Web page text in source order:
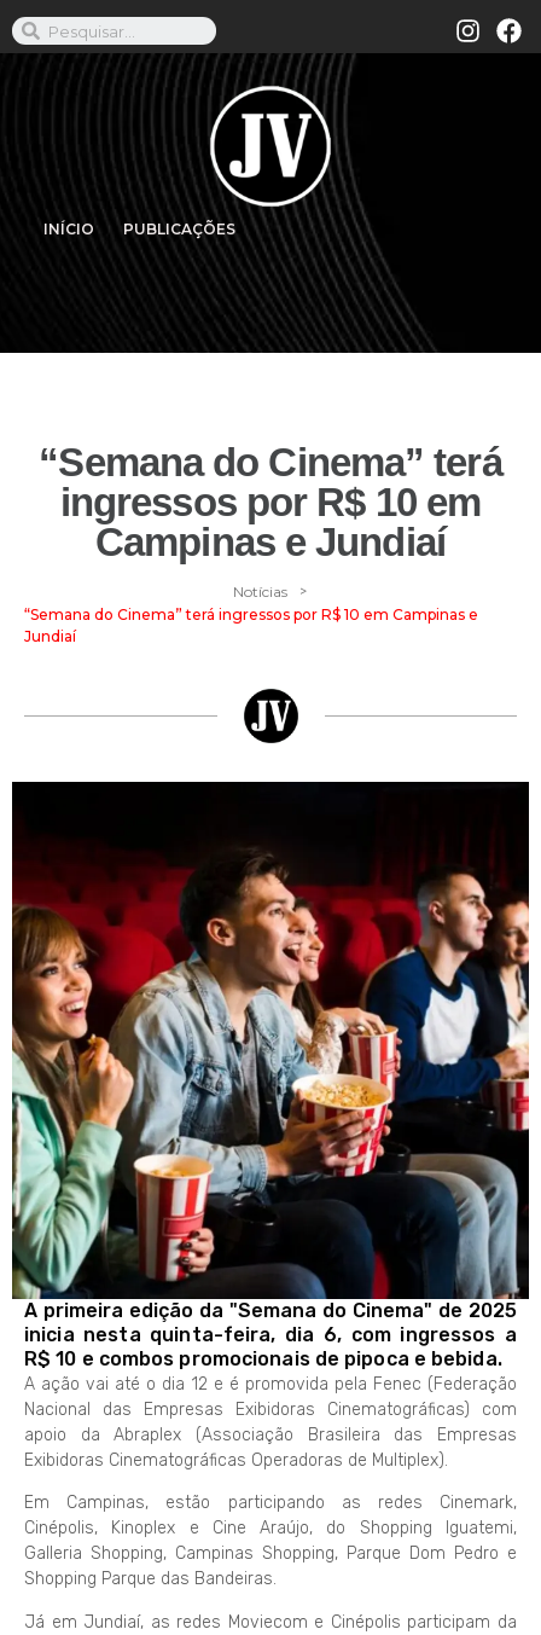
INÍCIO PUBLICAÇÕES
“Semana do Cinema” terá
ingressos por R$ 10 em
Campinas e Jundiaí
Notícias >
“Semana do Cinema” terá ingressos por R$ 10 em Campinas e
Jundiaí
A primeira edição da "Semana do Cinema" de 2025
inicia nesta quinta-feira, dia 6, com ingressos a
R$ 10 e combos promocionais de pipoca e bebida.
A ação vai até o dia 12 e é promovida pela Fenec (Federação
Nacional das Empresas Exibidoras Cinematográficas) com
apoio da Abraplex (Associação Brasileira das Empresas
Exibidoras Cinematográficas Operadoras de Multiplex).
Em Campinas, estão participando as redes Cinemark,
Cinépolis, Kinoplex e Cine Araújo, do Shopping Iguatemi,
Galleria Shopping, Campinas Shopping, Parque Dom Pedro e
Shopping Parque das Bandeiras.
Já em Jundiaí, as redes Moviecom e Cinépolis participam da